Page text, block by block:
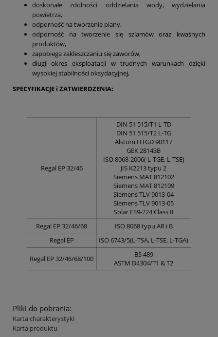
doskonałe zdolności oddzielania wody, wydzielania
powietrza,
odporność na tworzenie piany,
odporność na tworzenie się szlamów oraz kwaśnych
produktów,
zapobiega zakleszczaniu się zaworów,
długi okres eksploatacji w trudnych warunkach dzięki
wysokiej stabilności oksydacyjnej,
SPECYFIKACJE i ZATWIERDZENIA:
Regal EP 32/46
DIN 51 515/T1 L-TD
DIN 51 515/T2 L-TG
Alstom HTGD 90117
GEK 28143B
ISO 8068-2006( L-TGE, L-TSE)
JIS K2213 typu 2
Siemens MAT 812102
Siemens MAT 812109
Siemens TLV 9013-04
Siemens TLV 9013-05
Solar ES9-224 Class II
Regal EP 32/46/68
ISO 8068 typu AR i B
Regal EP
ISO 6743/5(L-TSA, L-TSE, L-TGA)
Regal EP 32/46/68/100
BS 489
ASTM D4304/T1 & T2
Pliki do pobrania:
Karta charakterystyki
Karta produktu